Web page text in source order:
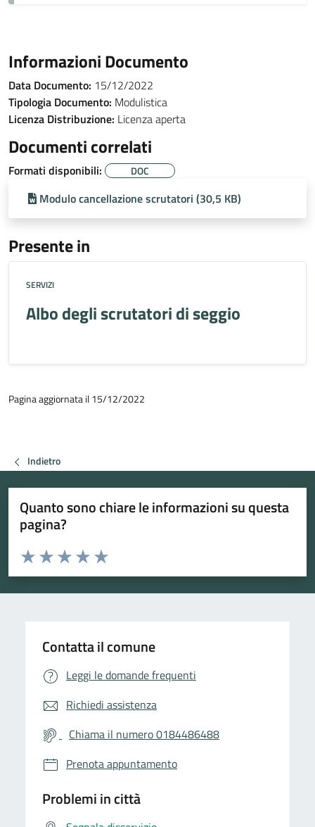
Informazioni Documento
Data Documento: 15/12/2022
Tipologia Documento: Modulistica
Licenza Distribuzione: Licenza aperta
Documenti correlati
Formati disponibili: DOC
Modulo cancellazione scrutatori (30,5 KB)
Presente in
SERVIZI
Albo degli scrutatori di seggio
Pagina aggiornata il 15/12/2022
Indietro
Quanto sono chiare le informazioni su questa
pagina?
Valuta da 1 a 5 stelle la pagina
Valuta 5 stelle su 5
Valuta 4 stelle su 5
Valuta 3 stelle su 5
Valuta 2 stelle su 5
Valuta 1 stelle su 5
Contatta il comune
Leggi le domande frequenti
Richiedi assistenza
Chiama il numero 0184486488
Prenota appuntamento
Problemi in città